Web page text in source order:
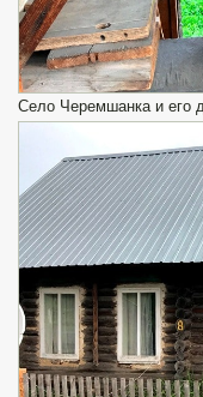
Село Черемшанка и его